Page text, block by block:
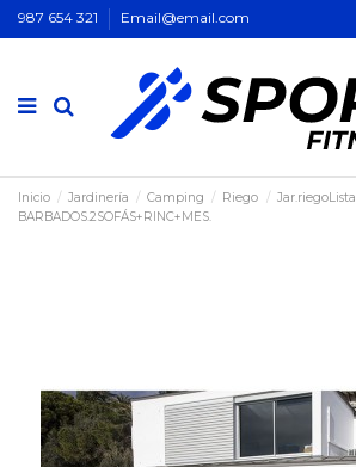
987 654 321 Email@email.com
Inicio Jardinería Camping Riego Jar.riegoLista
BARBADOS.2SOFÁS+RINC+MES.